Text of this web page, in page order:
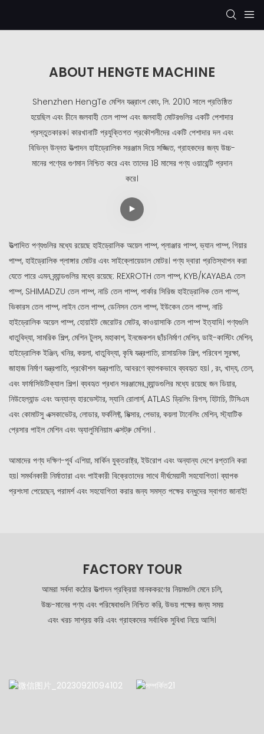
ABOUT HENGTE MACHINE
Shenzhen HengTe মেশিন যন্ত্রাংশ কোং, লি. 2010 সালে প্রতিষ্ঠিত
হয়েছিল এবং চীনে জলবাহী তেল পাম্প এবং জলবাহী মোটরগুলির একটি পেশাদার
প্রস্তুতকারক। কারখানাটি প্রযুক্তিগত প্রকৌশলীদের একটি পেশাদার দল এবং
বিভিন্ন উন্নত উত্পাদন হাইড্রোলিক সরঞ্জাম দিয়ে সজ্জিত, গ্রাহকদের জন্য উচ্চ-
মানের পণ্যের গুণমান নিশ্চিত করে এবং তাদের 18 মাসের পণ্য ওয়ারেন্টি প্রদান
করে।
উত্পাদিত পণ্যগুলির মধ্যে রয়েছে হাইড্রোলিক অয়েল পাম্প, প্লাঞ্জার পাম্প, ভ্যান পাম্প, গিয়ার
পাম্প, হাইড্রোলিক প্লাঙ্গার মোটর এবং সাইক্লোয়েডাল মোটর। পণ্য দ্বারা প্রতিস্থাপন করা
যেতে পারে এমন ব্র্যান্ডগুলির মধ্যে রয়েছে: REXROTH তেল পাম্প, KYB/KAYABA তেল
পাম্প, SHIMADZU তেল পাম্প, নাচি তেল পাম্প, পার্কার সিরিজ হাইড্রোলিক তেল পাম্প,
ভিকারস তেল পাম্প, লাইন তেল পাম্প, ডেনিসন তেল পাম্প, ইউকেন তেল পাম্প, নাচি
হাইড্রোলিক অয়েল পাম্প, হোয়াইট জেরোটর মোটর, কাওয়াসাকি তেল পাম্প ইত্যাদি। পণ্যগুলি
ধাতুবিদ্যা, সামরিক শিল্প, মেশিন টুলস, মহাকাশ, ইনজেকশন ছাঁচনির্মাণ মেশিন, ডাই-কাস্টিং মেশিন,
হাইড্রোলিক ইঞ্জিন, খনির, কয়লা, ধাতুবিদ্যা, কৃষি যন্ত্রপাতি, রাসায়নিক শিল্প, পরিবেশ সুরক্ষা,
জাহাজ নির্মাণ যন্ত্রপাতি, প্রকৌশল যন্ত্রপাতি, আবরণে ব্যাপকভাবে ব্যবহৃত হয়। , রং, খাদ্য, তেল,
এবং ফার্মাসিউটিক্যাল শিল্প। ব্যবহৃত প্রধান সরঞ্জামের ব্র্যান্ডগুলির মধ্যে রয়েছে জন ডিয়ার,
নিউহেল্যান্ড এবং অন্যান্য হারভেস্টার, স্যানি রোলার্স, ATLAS ড্রিলিং রিগস, হিটাচি, টিসিএম
এবং কোমাটসু এক্সকাভেটর, লোডার, ফর্কলিফ্ট, মিক্সার, পেভার, কয়লা টানেলিং মেশিন, স্ট্যাটিক
প্রেসার পাইল মেশিন এবং অ্যালুমিনিয়াম এক্সট্রু মেশিন। .
আমাদের পণ্য দক্ষিণ-পূর্ব এশিয়া, মার্কিন যুক্তরাষ্ট্র, ইউরোপ এবং অন্যান্য দেশে রপ্তানি করা
হয়। সমর্থনকারী নির্মাতারা এবং পাইকারী বিক্রেতাদের সাথে দীর্ঘমেয়াদী সহযোগিতা। ব্যাপক
প্রশংসা পেয়েছেন, পরামর্শ এবং সহযোগিতা করার জন্য সমস্ত পক্ষের বন্ধুদের স্বাগত জানাই!
FACTORY TOUR
আমরা সর্বদা কঠোর উত্পাদন প্রক্রিয়া মানককরণের নিয়মগুলি মেনে চলি,
উচ্চ-মানের পণ্য এবং পরিষেবাগুলি নিশ্চিত করি, উভয় পক্ষের জন্য সময়
এবং খরচ সাশ্রয় করি এবং গ্রাহকদের সর্বাধিক সুবিধা নিয়ে আসি।